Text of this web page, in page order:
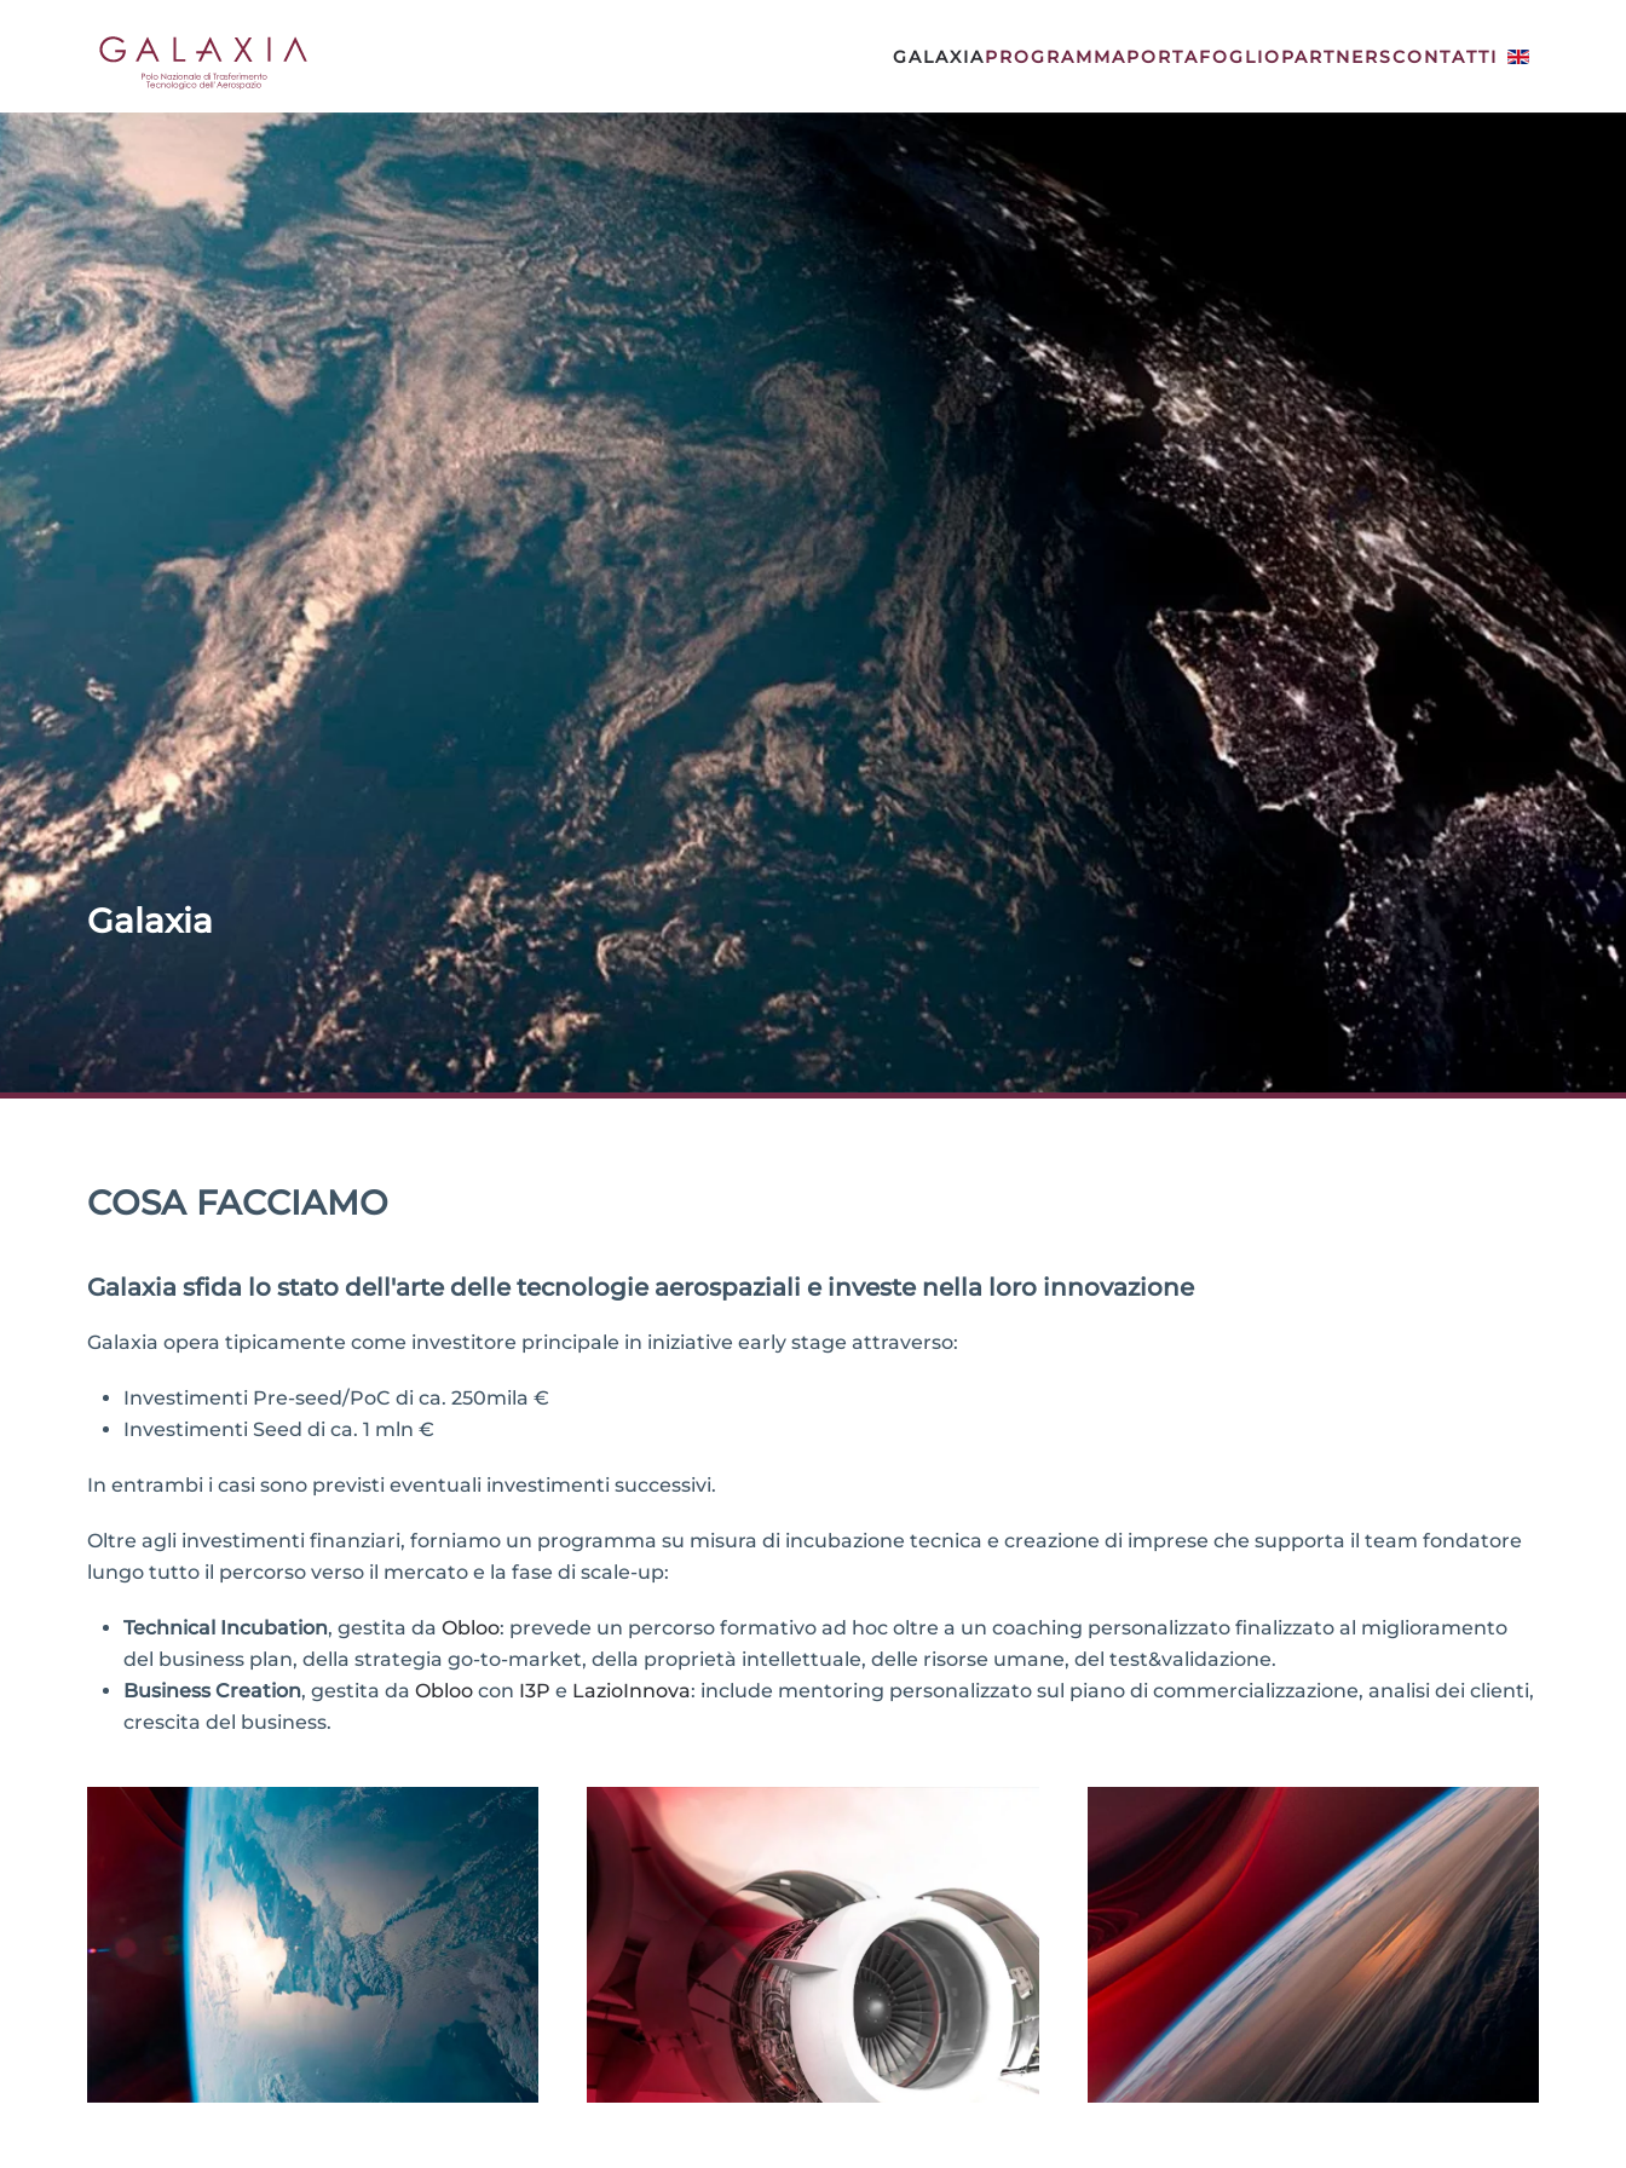
GALAXIAPROGRAMMAPORTAFOGLIOPARTNERSCONTATTI
Galaxia
COSA FACCIAMO
Galaxia sfida lo stato dell'arte delle tecnologie aerospaziali e investe nella loro innovazione
Galaxia opera tipicamente come investitore principale in iniziative early stage attraverso:
Investimenti Pre-seed/PoC di ca. 250mila €
Investimenti Seed di ca. 1 mln €
In entrambi i casi sono previsti eventuali investimenti successivi.
Oltre agli investimenti finanziari, forniamo un programma su misura di incubazione tecnica e creazione di imprese che supporta il team fondatore
lungo tutto il percorso verso il mercato e la fase di scale-up:
Technical Incubation, gestita da Obloo: prevede un percorso formativo ad hoc oltre a un coaching personalizzato finalizzato al miglioramento
del business plan, della strategia go-to-market, della proprietà intellettuale, delle risorse umane, del test&validazione.
Business Creation, gestita da Obloo con I3P e LazioInnova: include mentoring personalizzato sul piano di commercializzazione, analisi dei clienti,
crescita del business.